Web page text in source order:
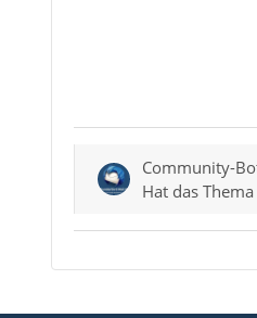
Community-
Hat das